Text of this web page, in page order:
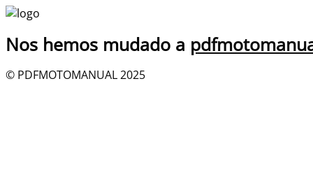
Nos hemos mudado a
© PDFMOTOMANUAL 2025